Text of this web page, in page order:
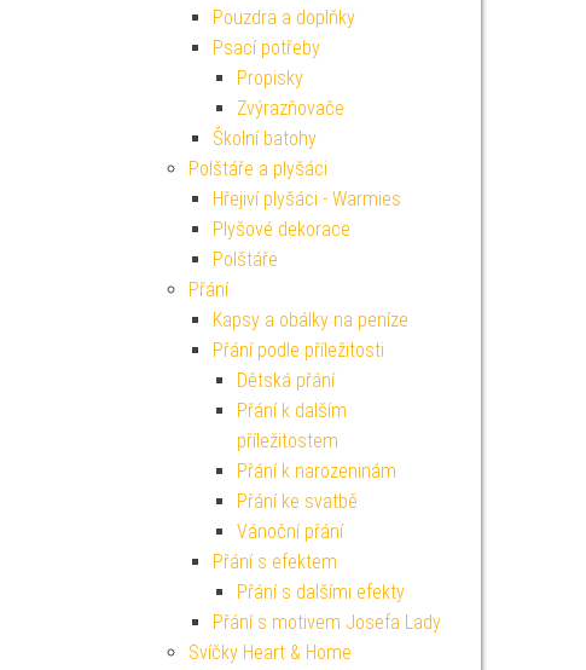
Pouzdra a doplňky
Psací potřeby
Propisky
Zvýrazňovače
Školní batohy
Polštáře a plyšáci
Hřejiví plyšáci - Warmies
Plyšové dekorace
Polštáře
Přání
Kapsy a obálky na peníze
Přání podle příležitosti
Dětská přání
Přání k dalším
příležitostem
Přání k narozeninám
Přání ke svatbě
Vánoční přání
Přání s efektem
Přání s dalšími efekty
Přání s motivem Josefa Lady
Svíčky Heart & Home